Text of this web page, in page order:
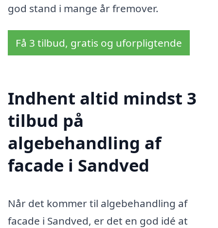
god stand i mange år fremover.
Få 3 tilbud, gratis og uforpligtende
Indhent altid mindst 3
tilbud på
algebehandling af
facade i Sandved
Når det kommer til algebehandling af
facade i Sandved, er det en god idé at